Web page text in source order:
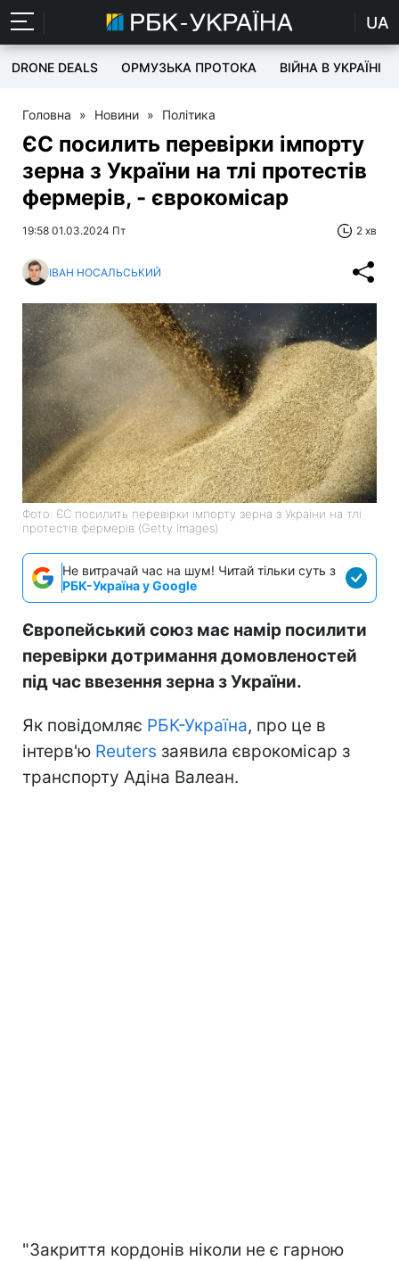
UA
DRONE DEALS ОРМУЗЬКА ПРОТОКА ВІЙНА В УКРАЇНІ
Головна » Новини » Політика
ЄС посилить перевірки імпорту
зерна з України на тлі протестів
фермерів, - єврокомісар
19:58 01.03.2024 Пт 2 хв
ІВАН НОСАЛЬСЬКИЙ
Фото: ЄС посилить перевірки імпорту зерна з України на тлі
протестів фермерів (Getty Images)
Не витрачай час на шум! Читай тільки суть з
РБК-Україна у Google
Європейський союз має намір посилити
перевірки дотримання домовленостей
під час ввезення зерна з України.
Як повідомляє РБК-Україна, про це в
інтерв'ю Reuters заявила єврокомісар з
транспорту Адіна Валеан.
"Закриття кордонів ніколи не є гарною